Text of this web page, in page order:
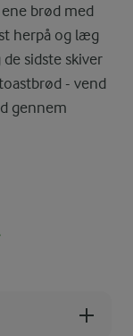
brød med
herpå og læg
sidste skiver
- vend
gennem